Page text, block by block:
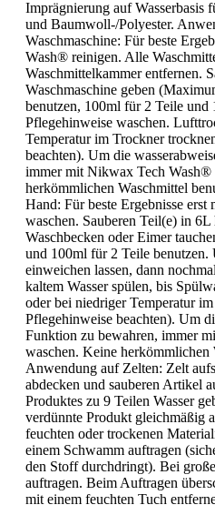
Imprägnierung auf Wasserbasis
und Baumwoll-/Polyester.
Waschmaschine: Für beste
Wash® reinigen. Alle
Waschmittelkammer entfernen.
Waschmaschine geben
benutzen, 100ml für 2 Teile
Pflegehinweise waschen.
Temperatur im Trockner
beachten). Um die
immer mit Nikwax Tech Wash®
herkömmlichen Waschmittel
Hand: Für beste Ergebnisse
waschen. Sauberen Teil(e) in
Waschbecken oder Eimer
und 100ml für 2 Teile
einweichen lassen, dann
kaltem Wasser spülen, bis
oder bei niedriger Temperatur
Pflegehinweise beachten). Um
Funktion zu bewahren, immer
waschen. Keine herkömmlichen
Anwendung auf Zelten: Zelt
abdecken und sauberen Artikel
Produktes zu 9 Teilen Wasser
verdünnte Produkt gleichmäßig
feuchten oder trockenen
einem Schwamm auftragen
den Stoff durchdringt). Bei
auftragen. Beim Auftragen
mit einem feuchten Tuch